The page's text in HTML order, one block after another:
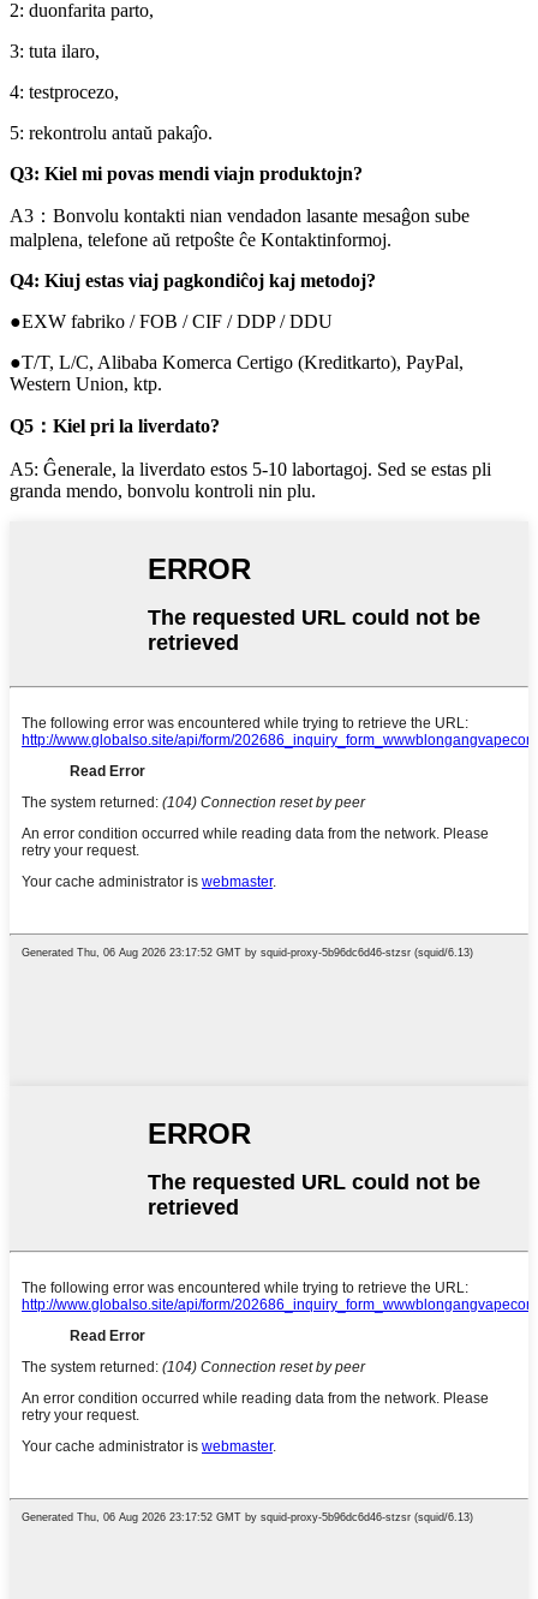
2: duonfarita parto,
3: tuta ilaro,
4: testprocezo,
5: rekontrolu antaŭ pakaĵo.
Q3: Kiel mi povas mendi viajn produktojn?
A3：Bonvolu kontakti nian vendadon lasante mesaĝon sube
malplena, telefone aŭ retpoŝte ĉe Kontaktinformoj.
Q4: Kiuj estas viaj pagkondiĉoj kaj metodoj?
●EXW fabriko / FOB / CIF / DDP / DDU
●T/T, L/C, Alibaba Komerca Certigo (Kreditkarto), PayPal,
Western Union, ktp.
Q5：Kiel pri la liverdato?
A5: Ĝenerale, la liverdato estos 5-10 labortagoj. Sed se estas pli
granda mendo, bonvolu kontroli nin plu.